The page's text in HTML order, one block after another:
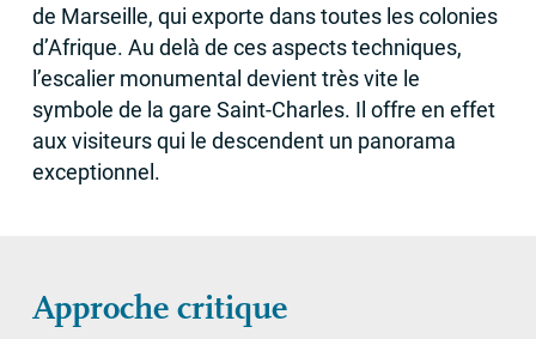
de Marseille, qui exporte dans toutes les colonies
d’Afrique. Au delà de ces aspects techniques,
l’escalier monumental devient très vite le
symbole de la gare Saint-Charles. Il offre en effet
aux visiteurs qui le descendent un panorama
exceptionnel.
Approche critique